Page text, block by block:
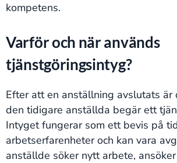
kompetens.
Varför och när används
tjänstgöringsintyg?
Efter att en anställning avslutats
den tidigare anställda begär ett
Intyget fungerar som ett bevis på
arbetserfarenheter och kan vara
anställde söker nytt arbete,